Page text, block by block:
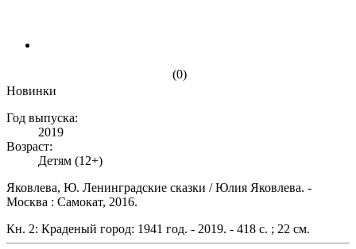
(0)
Новинки
Год выпуска:
2019
Возраст:
Детям (12+)
Яковлева, Ю. Ленинградские сказки / Юлия Яковлева. -
Москва : Самокат, 2016.
Кн. 2: Краденый город: 1941 год. - 2019. - 418 с. ; 22 см.